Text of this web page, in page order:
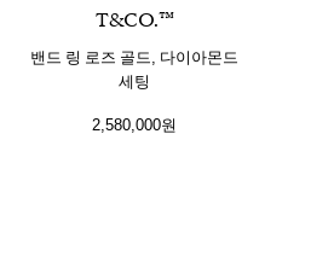
T&CO.™
밴드 링 로즈 골드, 다이아몬드
세팅
2,580,000원